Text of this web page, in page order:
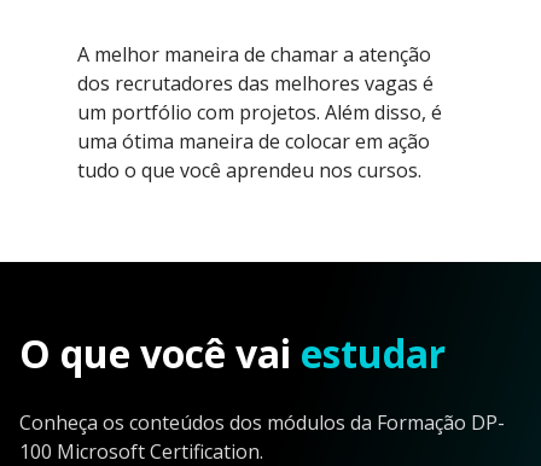
A melhor maneira de chamar a atenção
dos recrutadores das melhores vagas é
um portfólio com projetos. Além disso, é
uma ótima maneira de colocar em ação
tudo o que você aprendeu nos cursos.
O que você vai estudar
Conheça os conteúdos dos módulos da Formação DP-
100 Microsoft Certification.